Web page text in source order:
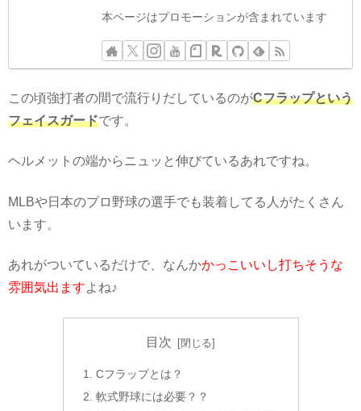
本ページはプロモーションが含まれています
この頃強打者の間で流行りだしているのがCフラップという
フェイスガードです。
ヘルメットの端からニュッと伸びているあれですね。
MLBや日本のプロ野球の選手でも装着してる人がたくさん
います。
あれがついているだけで、なんかかっこいいし打ちそうな
雰囲気出ますよね♪
目次
Cフラップとは？
軟式野球には必要？？